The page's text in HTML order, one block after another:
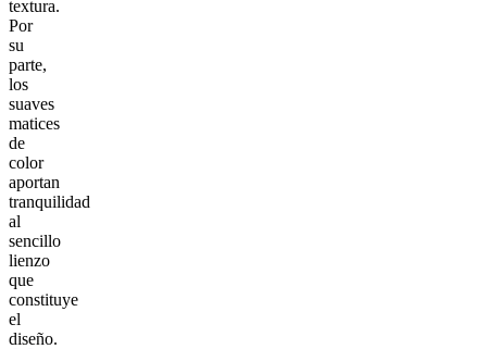
textura.
Por
su
parte,
los
suaves
matices
de
color
aportan
tranquilidad
al
sencillo
lienzo
que
constituye
el
diseño.